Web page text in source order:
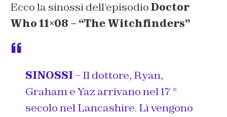
Ecco la sinossi dell’episodioDoctor
Who 11×08 – “The Witchfinders”
SINOSSI– Il dottore, Ryan,
Graham e Yaz arrivano nel 17 °
secolo nel Lancashire. Lì vengono